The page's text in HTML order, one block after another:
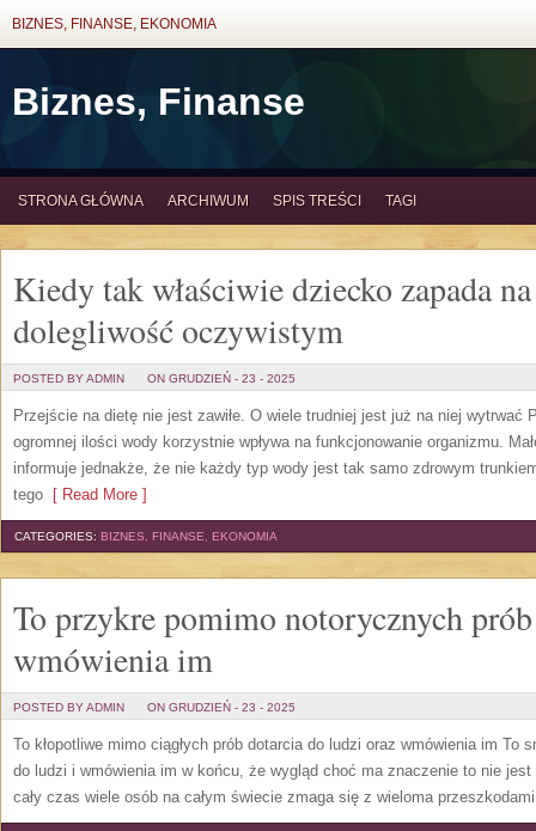
BIZNES, FINANSE, EKONOMIA
Biznes, Finanse
STRONA GŁÓWNA ARCHIWUM SPIS TREŚCI TAGI
Kiedy tak właściwie dziecko zapada
dolegliwość oczywistym
POSTED BY ADMIN ON GRUDZIEŃ - 23 - 2025
Przejście na dietę nie jest zawiłe. O wiele trudniej jest już na niej wytrwać
ogromnej ilości wody korzystnie wpływa na funkcjonowanie organizmu.
informuje jednakże, że nie każdy typ wody jest tak samo zdrowym
tego [ Read More ]
CATEGORIES: BIZNES, FINANSE, EKONOMIA
To przykre pomimo notorycznych
wmówienia im
POSTED BY ADMIN ON GRUDZIEŃ - 23 - 2025
To kłopotliwe mimo ciągłych prób dotarcia do ludzi oraz wmówienia im To
do ludzi i wmówienia im w końcu, że wygląd choć ma znaczenie to nie
cały czas wiele osób na całym świecie zmaga się z wieloma